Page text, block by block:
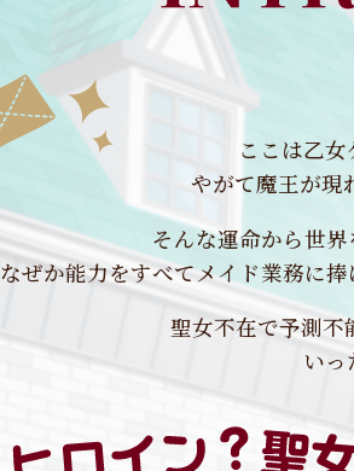
ここは乙女
やがて魔王が現
そんな運命から世
なぜか能力をすべてメイド業務に
聖女不在で予測不
いっ